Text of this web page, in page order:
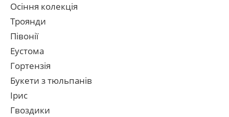
Осіння колекція
Троянди
Півонії
Еустома
Гортензія
Букети з тюльпанів
Ірис
Гвоздики